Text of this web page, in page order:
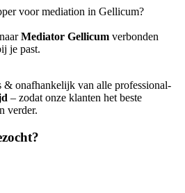
voor mediation in Gellicum?
Mediator Gellicum verbonden
je past.
& onafhankelijk van alle professional-
– zodat onze klanten het beste
verder.